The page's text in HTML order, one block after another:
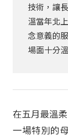
技術，讓
溫當年北
念意義的
場面十分
在五月最溫
一場特別的